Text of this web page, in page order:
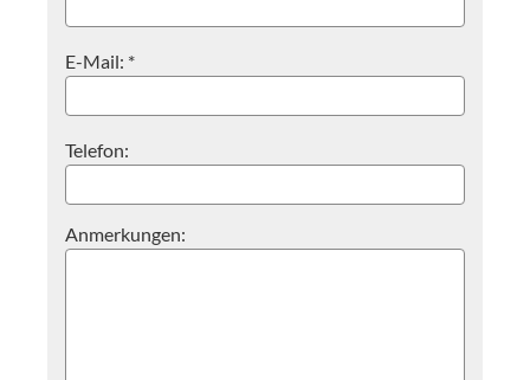
E-Mail: *
Telefon:
Anmerkungen: